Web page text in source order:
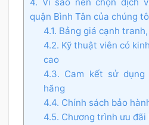
quận Bình Tân của chúng
4.1. Bảng giá cạnh
4.2. Kỹ thuật viên có
cao
4.3. Cam kết sử
hãng
4.4. Chính sách bảo
4.5. Chương trình ưu đãi